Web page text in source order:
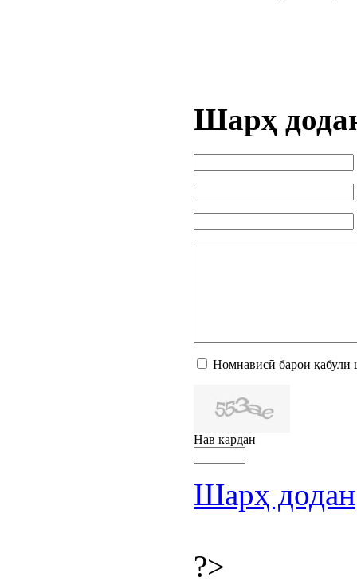
Шарҳ
Номнависӣ барои қабули
Нав кардан
Шарҳ додан
?>